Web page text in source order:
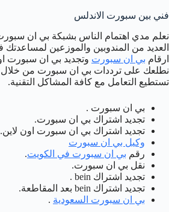
فني بين سبورت الاندلس
نعلم مدي اهتمام الناس بشبكة بي ان
العديد من المندوبين والموزعين
ارقام بي ان سبورت وتجديد بي ان سبورت
نطلعك على ترددات بي ان سبورت من خلال
تستطيع التعامل مع كافة المشاكل التقنية.
بي ان سبورت .
تجديد اشتراك بي ان سبورت.
تجديد اشتراك بي ان سبورت اون لاين.
وكيل بي ان سبورت
رقم بي ان سبورت في الكويت.
نقل بي ان سبورت.
تجديد اشتراك bein .
تجديد اشتراك bein بعد المقاطعة.
بي ان سبورت السعودية .